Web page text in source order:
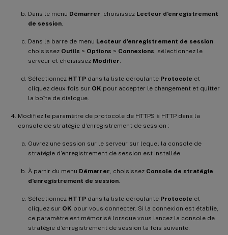
Dans le menu Démarrer , choisissez Lecteur d’enregistrement
de session
Dans la barre de menu Lecteur d’enregistrement de session
choisissez Outils > Options > Connexions , sélectionnez le
serveur et choisissez Modifier
Sélectionnez HTTP dans la liste déroulante Protocole et
cliquez deux fois sur OK pour accepter le changement et quitter
la boîte de dialogue.
Modifiez le paramètre de protocole de HTTPS à HTTP dans la
console de stratégie d’enregistrement de session :
Ouvrez une session sur le serveur sur lequel la console de
stratégie d’enregistrement de session est installée.
À partir du menu Démarrer , choisissez Console de stratégie
d’enregistrement de session
Sélectionnez HTTP dans la liste déroulante Protocole et
cliquez sur OK pour vous connecter. Si la connexion est établie,
ce paramètre est mémorisé lorsque vous lancez la console de
stratégie d’enregistrement de session la fois suivante.